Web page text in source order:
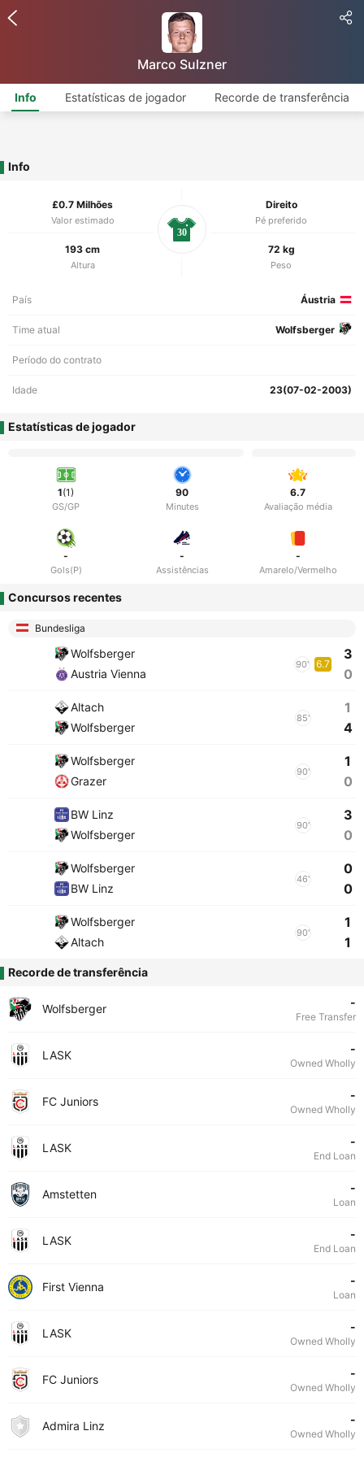
Marco Sulzner
Info Estatísticas de jogador Recorde de transferência
Info
£0.7 Milhões
Valor estimado
Direito
Pé preferido
193 cm
Altura
72 kg
Peso
30
País Áustria
Time atual Wolfsberger
Período do contrato
Idade 23(07-02-2003)
Estatísticas de jogador
1(1)
GS/GP
90
Minutes
6.7
Avaliação média
-
Gols(P)
-
Assistências
-
Amarelo/Vermelho
Concursos recentes
Bundesliga
Wolfsberger
Austria Vienna
90' 6.7
3
0
Altach
Wolfsberger
85'
1
4
Wolfsberger
Grazer
90'
1
0
BW Linz
Wolfsberger
90'
3
0
Wolfsberger
BW Linz
46'
0
0
Wolfsberger
Altach
90'
1
1
Recorde de transferência
Wolfsberger -
Free Transfer
LASK -
Owned Wholly
FC Juniors -
Owned Wholly
LASK -
End Loan
Amstetten -
Loan
LASK -
End Loan
First Vienna -
Loan
LASK -
Owned Wholly
FC Juniors -
Owned Wholly
Admira Linz -
Owned Wholly